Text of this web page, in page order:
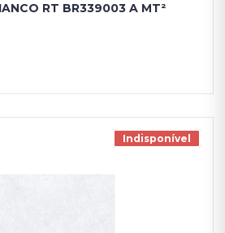
RT BR339003 A MT²
Indisponível